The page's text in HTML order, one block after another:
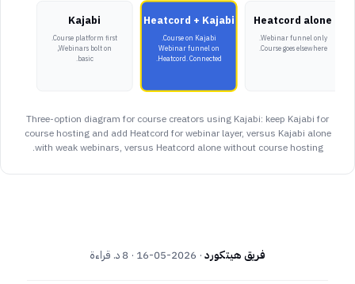
Kajabi
Course platform first.
Webinars bolt on,
basic.
Heatcord + Kajabi
Course on Kajabi.
Webinar funnel on
Heatcord. Connected.
Heatcord alone
Webinar funnel only.
Course goes elsewhere.
Three-option diagram for course creators using Kajabi: keep Kajabi for
course hosting and add Heatcord for webinar layer, versus Kajabi alone
with weak webinars, versus Heatcord alone without course hosting.
فريق هيتكورد·
2026-05-16 · 8 د. قراءة